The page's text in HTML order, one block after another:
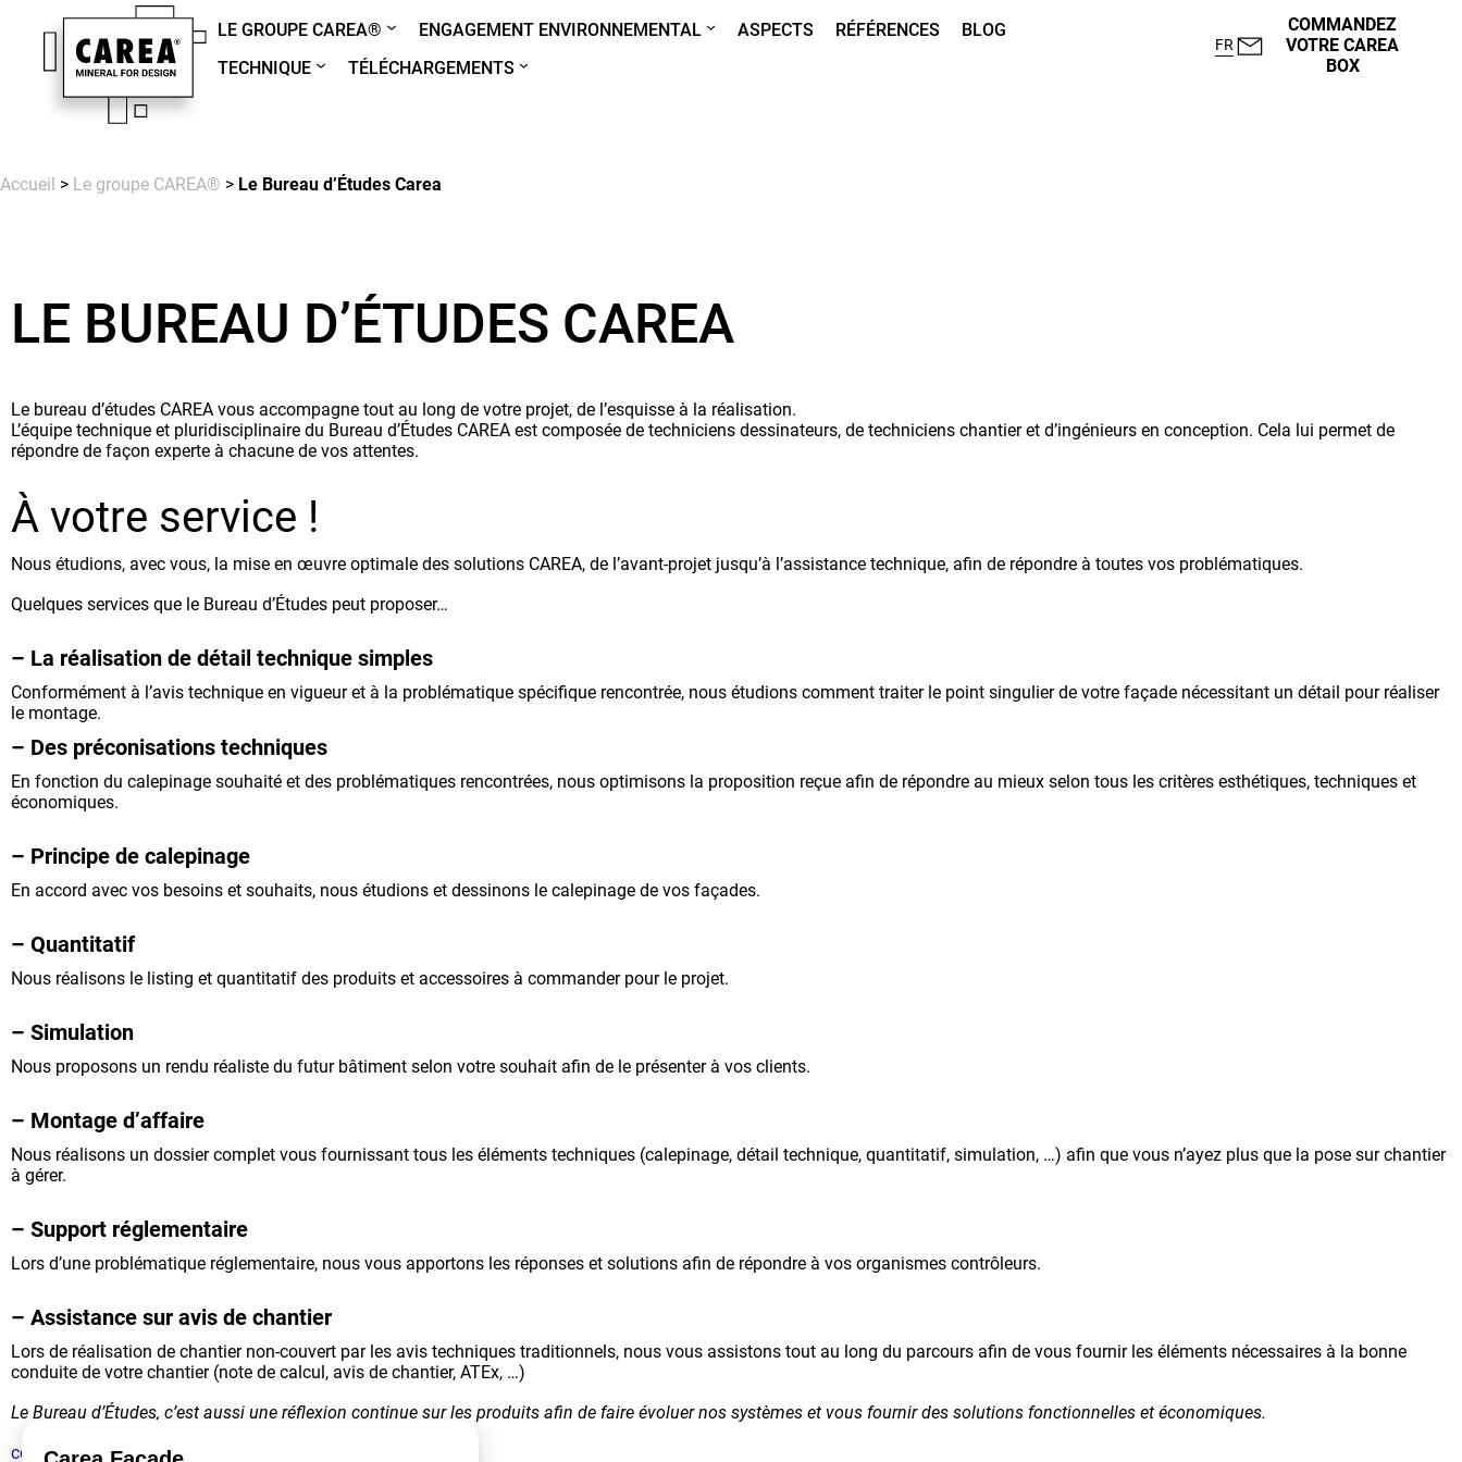
LE GROUPE CAREA® ENGAGEMENT ENVIRONNEMENTAL ASPECTS RÉFÉRENCES
BLOG
TECHNIQUE
TÉLÉCHARGEMENTS
FR
COMMANDEZ
VOTRE CAREA
BOX
Accueil > Le groupe CAREA® > Le Bureau d’Études Carea
LE BUREAU D’ÉTUDES CAREA
Le bureau d’études CAREA vous accompagne tout au long de votre projet, de l’esquisse à la réalisation.
L’équipe technique et pluridisciplinaire du Bureau d’Études CAREA est composée de techniciens dessinateurs, de techniciens chantier et d’ingénieurs en conception. Cela lui permet de
répondre de façon experte à chacune de vos attentes.
À votre service !
Nous étudions, avec vous, la mise en œuvre optimale des solutions CAREA, de l’avant-projet jusqu’à l’assistance technique, afin de répondre à toutes vos problématiques.
Quelques services que le Bureau d’Études peut proposer…
– La réalisation de détail technique simples
Conformément à l’avis technique en vigueur et à la problématique spécifique rencontrée, nous étudions comment traiter le point singulier de votre façade nécessitant un détail pour réaliser
le montage.
– Des préconisations techniques
En fonction du calepinage souhaité et des problématiques rencontrées, nous optimisons la proposition reçue afin de répondre au mieux selon tous les critères esthétiques, techniques et
économiques.
– Principe de calepinage
En accord avec vos besoins et souhaits, nous étudions et dessinons le calepinage de vos façades.
– Quantitatif
Nous réalisons le listing et quantitatif des produits et accessoires à commander pour le projet.
– Simulation
Nous proposons un rendu réaliste du futur bâtiment selon votre souhait afin de le présenter à vos clients.
– Montage d’affaire
Nous réalisons un dossier complet vous fournissant tous les éléments techniques (calepinage, détail technique, quantitatif, simulation, …) afin que vous n’ayez plus que la pose sur chantier
à gérer.
– Support réglementaire
Lors d’une problématique réglementaire, nous vous apportons les réponses et solutions afin de répondre à vos organismes contrôleurs.
– Assistance sur avis de chantier
Lors de réalisation de chantier non-couvert par les avis techniques traditionnels, nous vous assistons tout au long du parcours afin de vous fournir les éléments nécessaires à la bonne
conduite de votre chantier (note de calcul, avis de chantier, ATEx, …)
Le Bureau d’Études, c’est aussi une réflexion continue sur les produits afin de faire évoluer nos systèmes et vous fournir des solutions fonctionnelles et économiques.
contactez-nous